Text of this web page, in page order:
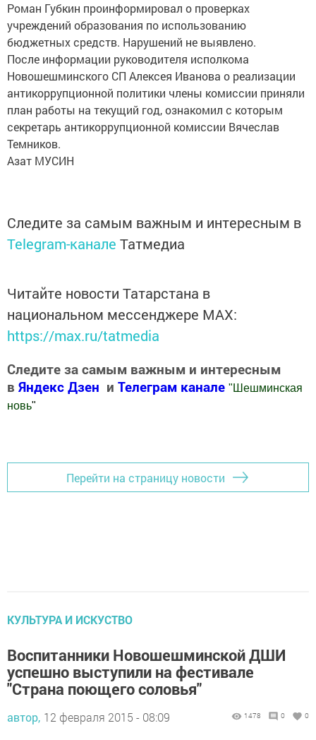
Роман Губкин проинформировал о проверках
учреждений образования по использованию
бюджетных средств. Нарушений не выявлено.
После информации руководителя исполкома
Новошешминского СП Алексея Иванова о реализации
антикоррупционной политики члены комиссии приняли
план работы на текущий год, ознакомил с которым
секретарь антикоррупционной комиссии Вячеслав
Темников.
Азат МУСИН
Следите за самым важным и интересным в
Telegram-канале Татмедиа
Читайте новости Татарстана в
национальном мессенджере MАХ:
https://max.ru/tatmedia
Следите за самым важным и интересным
в Яндекс Дзен и Телеграм канале "Шешминская
новь"
Перейти на страницу новости
КУЛЬТУРА И ИСКУСТВО
Воспитанники Новошешминской ДШИ
успешно выступили на фестивале
"Страна поющего соловья"
автор, 12 февраля 2015 - 08:09 1478 0 0